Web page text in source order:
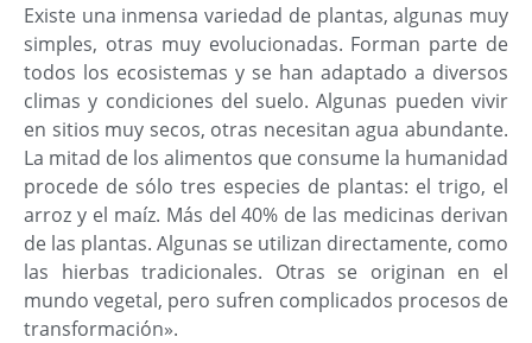
Existe una inmensa variedad de plantas, algunas muy
simples, otras muy evolucionadas. Forman parte de
todos los ecosistemas y se han adaptado a diversos
climas y condiciones del suelo. Algunas pueden vivir
en sitios muy secos, otras necesitan agua abundante.
La mitad de los alimentos que consume la humanidad
procede de sólo tres especies de plantas: el trigo, el
arroz y el maíz. Más del 40% de las medicinas derivan
de las plantas. Algunas se utilizan directamente, como
las hierbas tradicionales. Otras se originan en el
mundo vegetal, pero sufren complicados procesos de
transformación».